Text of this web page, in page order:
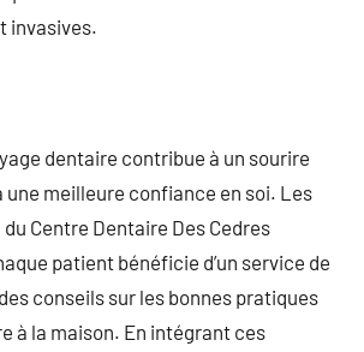
invasives.
dentaire contribue à un sourire
une meilleure confiance en soi. Les
Centre Dentaire Des Cedres
patient bénéficie d’un service de
conseils sur les bonnes pratiques
à la maison. En intégrant ces